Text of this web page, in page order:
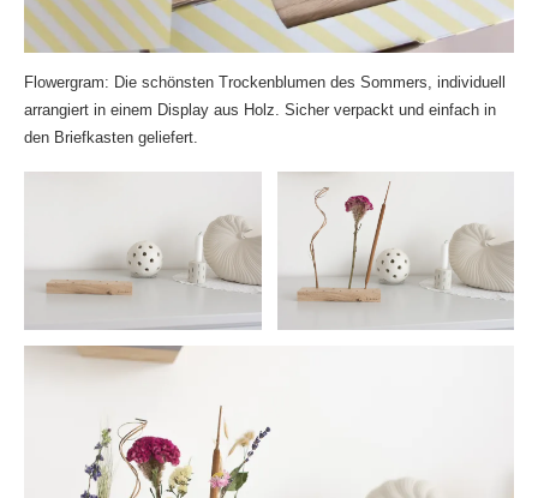
Flowergram: Die schönsten Trockenblumen des Sommers, individuell
arrangiert in einem Display aus Holz. Sicher verpackt und einfach in
den Briefkasten geliefert.